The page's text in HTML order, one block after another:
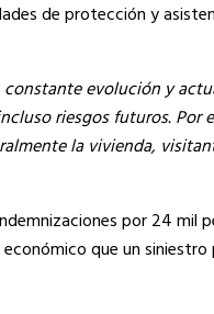
de protección y
evolución y
riesgos futuros. Por
la vivienda,
por 24 mil
que un